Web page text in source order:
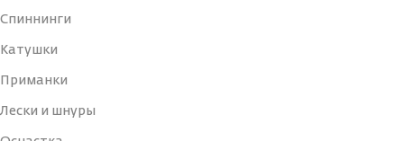
Спиннинги
Катушки
Приманки
Лески и шнуры